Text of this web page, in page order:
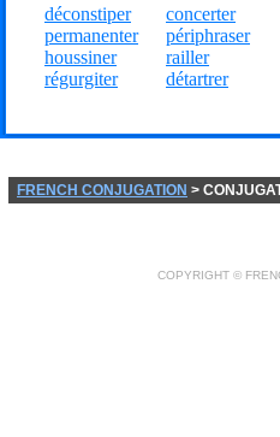
déconstiper
permanenter
houssiner
régurgiter
concerter
périphraser
railler
détartrer
FRENCH CONJUGATION >
COPYRIGHT ©